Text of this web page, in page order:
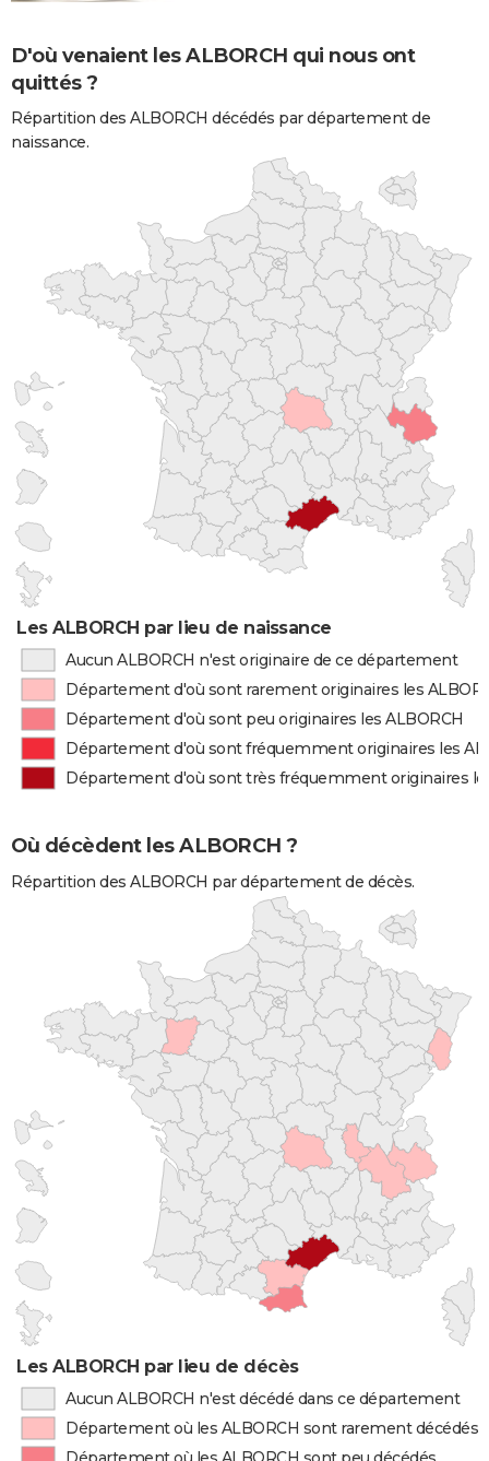
D'où venaient les ALBORCH qui nous ont
quittés ?
Répartition des ALBORCH décédés par département de
naissance.
Les ALBORCH par lieu de naissance
Aucun ALBORCH n'est originaire de ce département
Département d'où sont rarement originaires les
Département d'où sont peu originaires les ALBORCH
Département d'où sont fréquemment originaires les
Département d'où sont très fréquemment originaires
Où décèdent les ALBORCH ?
Répartition des ALBORCH par département de décès.
Les ALBORCH par lieu de décès
Aucun ALBORCH n'est décédé dans ce département
Département où les ALBORCH sont rarement décédés